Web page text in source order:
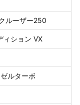
ルーザー250
ィション VX
ルターボ